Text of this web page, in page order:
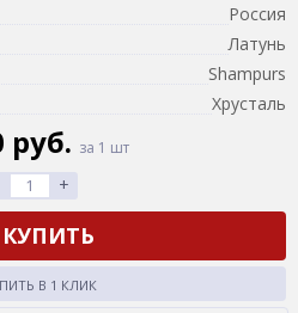
Россия
Латунь
Shampurs
Хрусталь
руб. за 1 шт
+
КУПИТЬ
В 1 КЛИК